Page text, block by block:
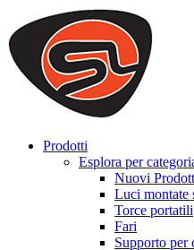
We use cookies to ensure that
on our website. By continuing to
that cookies are used to help us
to offer you a better
you can disable cookies, you can
Prodotti
Esplora per
Nuovi
Luci montate
Torce portatili
Fari
Supporto per